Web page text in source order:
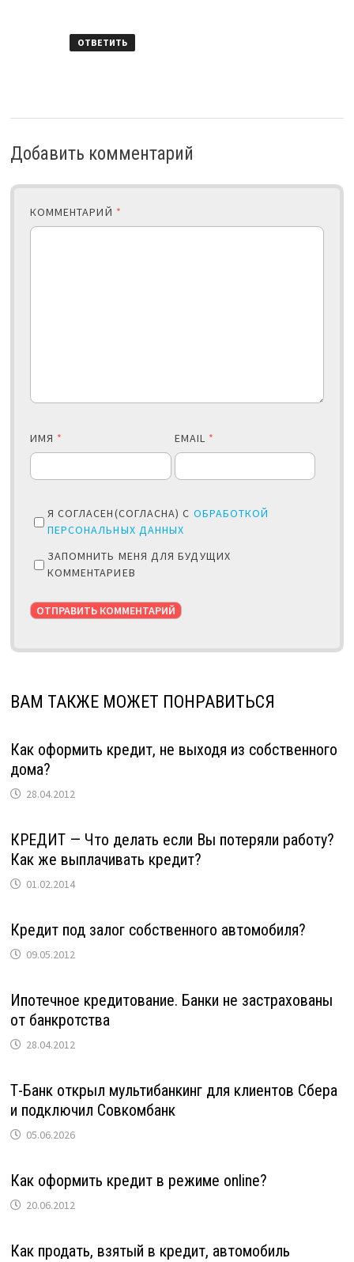
ОТВЕТИТЬ
Добавить комментарий
КОММЕНТАРИЙ *
ИМЯ * EMAIL *
Я СОГЛАСЕН(СОГЛАСНА) С ОБРАБОТКОЙ
ПЕРСОНАЛЬНЫХ ДАННЫХ
ЗАПОМНИТЬ МЕНЯ ДЛЯ БУДУЩИХ
КОММЕНТАРИЕВ
ВАМ ТАКЖЕ МОЖЕТ ПОНРАВИТЬСЯ
Как оформить кредит, не выходя из собственного
дома?
28.04.2012
КРЕДИТ — Что делать если Вы потеряли работу?
Как же выплачивать кредит?
01.02.2014
Кредит под залог собственного автомобиля?
09.05.2012
Ипотечное кредитование. Банки не застрахованы
от банкротства
28.04.2012
Т-Банк открыл мультибанкинг для клиентов Сбера
и подключил Совкомбанк
05.06.2026
Как оформить кредит в режиме online?
20.06.2012
Как продать, взятый в кредит, автомобиль